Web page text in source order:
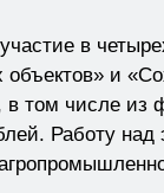
в
объектов» и
в том числе
Работу над